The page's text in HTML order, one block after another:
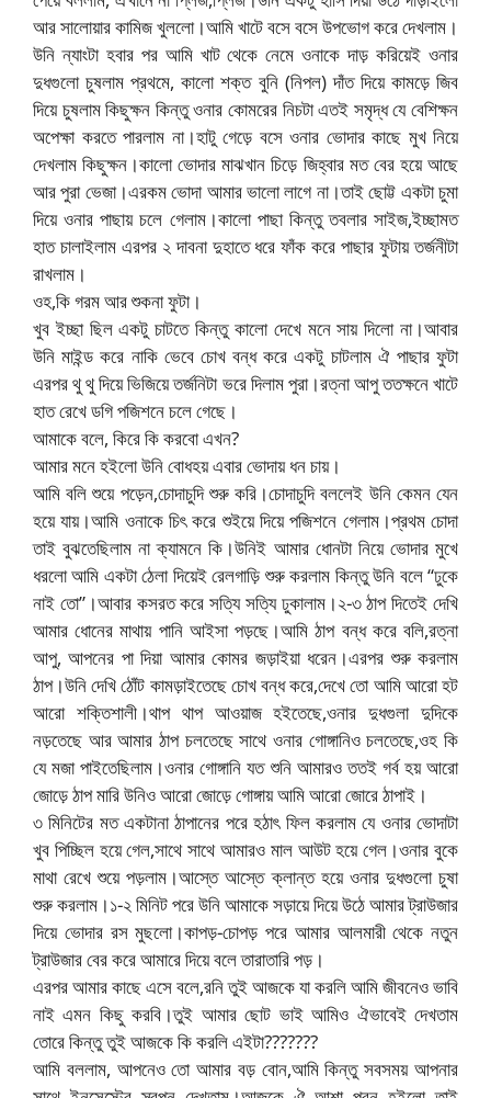
আর সালোয়ার কামিজ খুললো।আমি খাটে বসে বসে উপভোগ করে দেখলাম।
উনি ন্যাংটা হবার পর আমি খাট থেকে নেমে ওনাকে দাড় করিয়েই ওনার
দুধগুলো চুষলাম প্রথমে, কালো শক্ত বুনি (নিপল) দাঁত দিয়ে কামড়ে জিব
দিয়ে চুষলাম কিছুক্ষন কিন্তু ওনার কোমরের নিচটা এতই সমৃদ্ধ যে বেশিক্ষন
অপেক্ষা করতে পারলাম না।হাটু গেড়ে বসে ওনার ভোদার কাছে মুখ নিয়ে
দেখলাম কিছুক্ষন।কালো ভোদার মাঝখান চিড়ে জিহ্বার মত বের হয়ে আছে
আর পুরা ভেজা।এরকম ভোদা আমার ভালো লাগে না।তাই ছোট্ট একটা চুমা
দিয়ে ওনার পাছায় চলে গেলাম।কালো পাছা কিন্তু তবলার সাইজ,ইচ্ছামত
হাত চালাইলাম এরপর ২ দাবনা দুহাতে ধরে ফাঁক করে পাছার ফুটায় তর্জনীটা
রাখলাম।
ওহ,কি গরম আর শুকনা ফুটা।
খুব ইচ্ছা ছিল একটু চাটতে কিন্তু কালো দেখে মনে সায় দিলো না।আবার
উনি মাইন্ড করে নাকি ভেবে চোখ বন্ধ করে একটু চাটলাম ঐ পাছার ফুটা
এরপর থু থু দিয়ে ভিজিয়ে তর্জনিটা ভরে দিলাম পুরা।রত্না আপু ততক্ষনে খাটে
হাত রেখে ডগি পজিশনে চলে গেছে।
আমাকে বলে, কিরে কি করবো এখন?
আমার মনে হইলো উনি বোধহয় এবার ভোদায় ধন চায়।
আমি বলি শুয়ে পড়েন,চোদাচুদি শুরু করি।চোদাচুদি বললেই উনি কেমন যেন
হয়ে যায়।আমি ওনাকে চিৎ করে শুইয়ে দিয়ে পজিশনে গেলাম।প্রথম চোদা
তাই বুঝতেছিলাম না ক্যামনে কি।উনিই আমার ধোনটা নিয়ে ভোদার মুখে
ধরলো আমি একটা ঠেলা দিয়েই রেলগাড়ি শুরু করলাম কিন্তু উনি বলে “ঢুকে
নাই তো”।আবার কসরত করে সত্যি সত্যি ঢুকালাম।২-৩ ঠাপ দিতেই দেখি
আমার ধোনের মাথায় পানি আইসা পড়ছে।আমি ঠাপ বন্ধ করে বলি,রত্না
আপু, আপনের পা দিয়া আমার কোমর জড়াইয়া ধরেন।এরপর শুরু করলাম
ঠাপ।উনি দেখি ঠোঁট কামড়াইতেছে চোখ বন্ধ করে,দেখে তো আমি আরো হট
আরো শক্তিশালী।থাপ থাপ আওয়াজ হইতেছে,ওনার দুধগুলা দুদিকে
নড়তেছে আর আমার ঠাপ চলতেছে সাথে ওনার গোঙ্গানিও চলতেছে,ওহ কি
যে মজা পাইতেছিলাম।ওনার গোঙ্গানি যত শুনি আমারও ততই গর্ব হয় আরো
জোড়ে ঠাপ মারি উনিও আরো জোড়ে গোঙ্গায় আমি আরো জোরে ঠাপাই।
৩ মিনিটের মত একটানা ঠাপানের পরে হঠাৎ ফিল করলাম যে ওনার ভোদাটা
খুব পিচ্ছিল হয়ে গেল,সাথে সাথে আমারও মাল আউট হয়ে গেল।ওনার বুকে
মাথা রেখে শুয়ে পড়লাম।আস্তে আস্তে ক্লান্ত হয়ে ওনার দুধগুলো চুষা
শুরু করলাম।১-২ মিনিট পরে উনি আমাকে সড়ায়ে দিয়ে উঠে আমার ট্রাউজার
দিয়ে ভোদার রস মুছলো।কাপড়-চোপড় পরে আমার আলমারী থেকে নতুন
ট্রাউজার বের করে আমারে দিয়ে বলে তারাতারি পড়।
এরপর আমার কাছে এসে বলে,রনি তুই আজকে যা করলি আমি জীবনেও ভাবি
নাই এমন কিছু করবি।তুই আমার ছোট ভাই আমিও ঐভাবেই দেখতাম
তোরে কিন্তু তুই আজকে কি করলি এইটা???????
আমি বললাম, আপনেও তো আমার বড় বোন,আমি কিন্তু সবসময় আপনার